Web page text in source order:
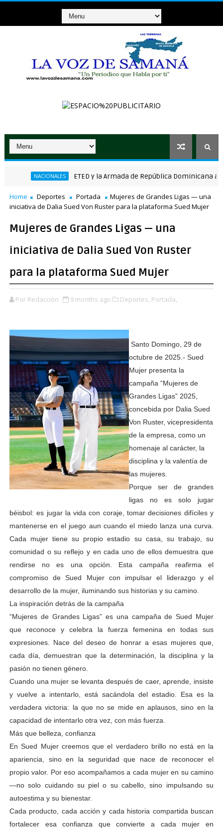
NACIONALES ETED y la Armada de República Dominicana
Home Deportes Portada
Mujeres de Grandes Ligas — una
iniciativa de Dalia Sued Von Ruster para la plataforma Sued Mujer
Mujeres de Grandes Ligas — una
iniciativa de Dalia Sued Von Ruster
para la plataforma Sued Mujer
Por Redacción 9 months ago Deportes, Portada,
Santo Domingo, 29 de
octubre de 2025.- Sued
Mujer presenta la
campaña “Mujeres de
Grandes Ligas” 2025,
concebida por Dalia Sued
Von Ruster, vicepresidenta
de la empresa, como un
homenaje al carácter, la
disciplina y la valentía de
las mujeres.
Porque ser de grandes
ligas no es solo jugar
béisbol: es jugar la vida con coraje, tomar decisiones difíciles y
mantenerse en el juego aun cuando el miedo lanza una curva.
Cada mujer tiene su propio estadio su casa, su trabajo, su
comunidad o su reflejo y en cada uno de ellos demuestra que
rendirse no es una opción. Esta campaña reafirma el
compromiso de Sued Mujer con impulsar el liderazgo y el
desarrollo de la mujer, iluminando sus historias y su camino.
La inspiración detrás de la campaña
“Mujeres de Grandes Ligas” es una campaña de Sued Mujer
que reconoce y celebra la fuerza femenina en todas sus
expresiones. Nace del deseo de honrar a esas mujeres que,
cada día, demuestran que la determinación, la disciplina y la
pasión no tienen género.
Cuando una mujer se levanta después de caer, aprende, insiste
y vuelve a intentarlo, está sacándola del estadio. Esa es la
verdadera victoria: la que no se mide en aplausos, sino en la
capacidad de intentarlo otra vez, con más fuerza.
Más que belleza, confianza
En Sued Mujer creemos que el verdadero brillo no está en la
apariencia, sino en la seguridad que nace de reconocer el
propio valor. Por eso acompañamos a cada mujer en su camino
—no solo cuidando su piel o su cabello, sino impulsando su
autoestima y su bienestar.
Cada producto, cada acción y cada historia compartida buscan
fortalecer esa confianza que convierte a cada mujer en